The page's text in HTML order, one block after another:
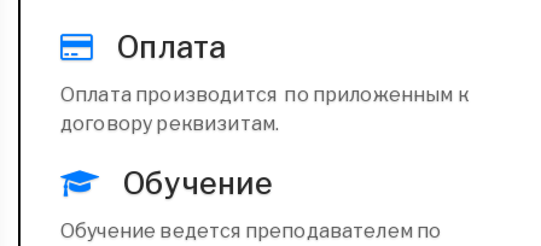
Оплата
Оплата производится по приложенным к
договору реквизитам.
Обучение
Обучение ведется преподавателем по